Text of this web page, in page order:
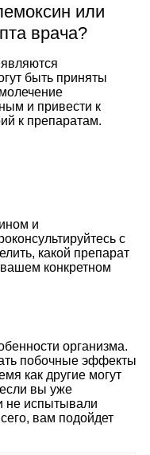
или
врача?
быть приняты
и привести к
к препаратам.
и
с
какой препарат
конкретном
организма.
побочные эффекты
как другие могут
вы уже
не испытывали
вам подойдет